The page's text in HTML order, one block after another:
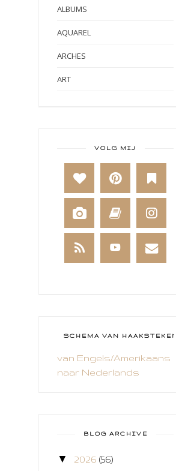
ALBUMS
AQUAREL
ARCHES
ART
BAKKEN
BEESTENBOEL
BOEKEN
BREIEN
CAMEO 4
CARDS ONLY
COZY COLORING
CREABEST
VOLG MIJ
SCHEMA VAN HAAKSTEKEN
van Engels/Amerikaans
naar Nederlands
BLOG ARCHIVE
▼ 2026 (56)